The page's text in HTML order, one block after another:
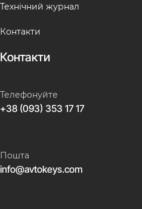
Технічний журнал
Контакти
Контакти
Телефонуйте
+38 (093) 353 17 17
Пошта
info@avtokeys.com